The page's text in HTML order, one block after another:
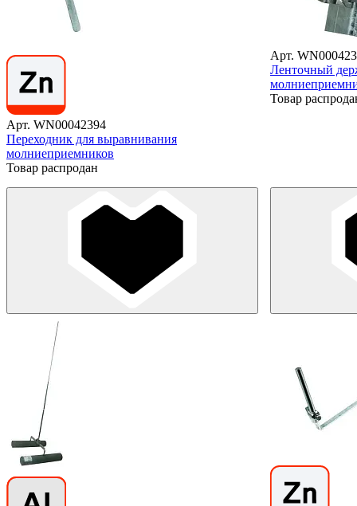
Арт. WN00042394
Переходник для выравнивания
молниеприемников
Товар распродан
Арт.
Ленточный
Товар